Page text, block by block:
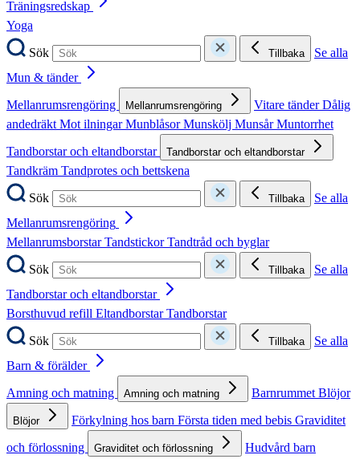
Träningsredskap
Yoga
Sök
Tillbaka
Se alla
Mun & tänder
Mellanrumsrengöring
Mellanrumsrengöring Vitare tänderDålig
andedräktMot ilningarMunblåsorMunskölj MunsårMuntorrhet
Tandborstar och eltandborstar
Tandborstar och eltandborstar
Tandkräm Tandprotes och bettskena
Sök
Tillbaka
Se alla
Mellanrumsrengöring
MellanrumsborstarTandstickorTandtråd och byglar
Sök
Tillbaka
Se alla
Tandborstar och eltandborstar
Borsthuvud refill EltandborstarTandborstar
Sök
Tillbaka
Se alla
Barn & förälder
Amning och matning
Amning och matning BarnrummetBlöjor
Blöjor Förkylning hos barn Första tiden med bebis Graviditet
och förlossning
Graviditet och förlossning
Hudvård barn